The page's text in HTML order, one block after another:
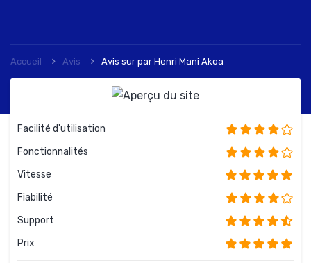
Accueil Avis Avis sur par Henri Mani Akoa
Facilité d'utilisation
Fonctionnalités
Vitesse
Fiabilité
Support
Prix